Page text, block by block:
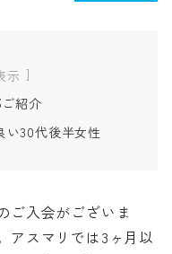
]
紹介
い30代後半女性
ご入会がございま
アスマリでは3ヶ月以